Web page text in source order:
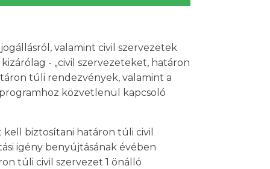
valamint civil szervezetek
- „civil szervezeteket, határon
túli rendezvények, valamint a
közvetlenül kapcsoló
kell biztosítani határon túli civil
igény benyújtásának évében
túli civil szervezet 1 önálló